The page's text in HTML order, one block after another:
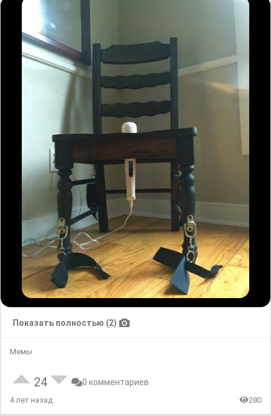
Показать полностью (2)
Мемы
24 0 комментариев
4 лет назад 280